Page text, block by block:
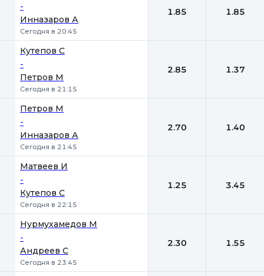
-
Инназаров А
Сегодня в 20:45
1.85 1.85
Кутепов С
-
Петров М
Сегодня в 21:15
2.85 1.37
Петров М
-
Инназаров А
Сегодня в 21:45
2.70 1.40
Матвеев И
-
Кутепов С
Сегодня в 22:15
1.25 3.45
Нурмухамедов М
-
Андреев С
Сегодня в 23:45
2.30 1.55